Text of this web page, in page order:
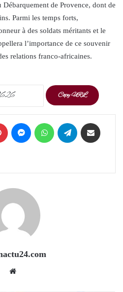
de Provence, dont de
Parmi les temps forts,
à des soldats méritants et le
l’importance de ce souvenir
relations franco-africaines.
Copy URL
Pinterest Messenger WhatsApp Telegram